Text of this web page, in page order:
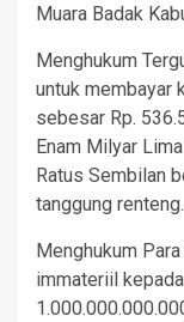
Muara Badak
Menghukum
untuk membayar
sebesar Rp.
Enam Milyar
Ratus Sembilan
tanggung renteng.
Menghukum
immateriil